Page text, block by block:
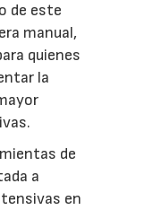
de este
manual,
quienes
la
de
a
en